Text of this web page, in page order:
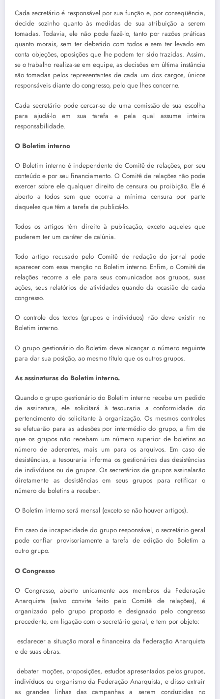
Cada secretário é responsável por sua função e, por conseqüência,
decide sozinho quanto às medidas de sua atribuição a serem
tomadas. Todavia, ele não pode fazê-lo, tanto por razões práticas
quanto morais, sem ter debatido com todos e sem ter levado em
conta objeções, oposições que lhe podem ter sido trazidas. Assim,
se o trabalho realiza-se em equipe, as decisões em última instância
são tomadas pelos representantes de cada um dos cargos, únicos
responsáveis diante do congresso, pelo que lhes concerne.
Cada secretário pode cercar-se de uma comissão de sua escolha
para ajudá-lo em sua tarefa e pela qual assume inteira
responsabilidade.
O Boletim interno
O Boletim interno é independente do Comitê de relações, por seu
conteúdo e por seu financiamento. O Comitê de relações não pode
exercer sobre ele qualquer direito de censura ou proibição. Ele é
aberto a todos sem que ocorra a mínima censura por parte
daqueles que têm a tarefa de publicá-lo.
Todos os artigos têm direito à publicação, exceto aqueles que
puderem ter um caráter de calúnia.
Todo artigo recusado pelo Comitê de redação do jornal pode
aparecer com essa menção no Boletim interno. Enfim, o Comitê de
relações recorre a ele para seus comunicados aos grupos, suas
ações, seus relatórios de atividades quando da ocasião de cada
congresso.
O controle dos textos (grupos e indivíduos) não deve existir no
Boletim interno.
O grupo gestionário do Boletim deve alcançar o número seguinte
para dar sua posição, ao mesmo título que os outros grupos.
As assinaturas do Boletim interno.
Quando o grupo gestionário do Boletim interno recebe um pedido
de assinatura, ele solicitará à tesouraria a conformidade do
pertencimento do solicitante à organização. Os mesmos controles
se efetuarão para as adesões por intermédio do grupo, a fim de
que os grupos não recebam um número superior de boletins ao
número de aderentes, mais um para os arquivos. Em caso de
desistências, a tesouraria informa os gestionários das desistências
de indivíduos ou de grupos. Os secretários de grupos assinalarão
diretamente as desistências em seus grupos para retificar o
número de boletins a receber.
O Boletim interno será mensal (exceto se não houver artigos).
Em caso de incapacidade do grupo responsável, o secretário geral
pode confiar provisoriamente a tarefa de edição do Boletim a
outro grupo.
O Congresso
O Congresso, aberto unicamente aos membros da Federação
Anarquista (salvo convite feito pelo Comitê de relações), é
organizado pelo grupo proposto e designado pelo congresso
precedente, em ligação com o secretário geral, e tem por objeto:
 esclarecer a situação moral e financeira da Federação Anarquista
e de suas obras.
 debater moções, proposições, estudos apresentados pelos grupos,
indivíduos ou organismo da Federação Anarquista, e disso extrair
as grandes linhas das campanhas a serem conduzidas no